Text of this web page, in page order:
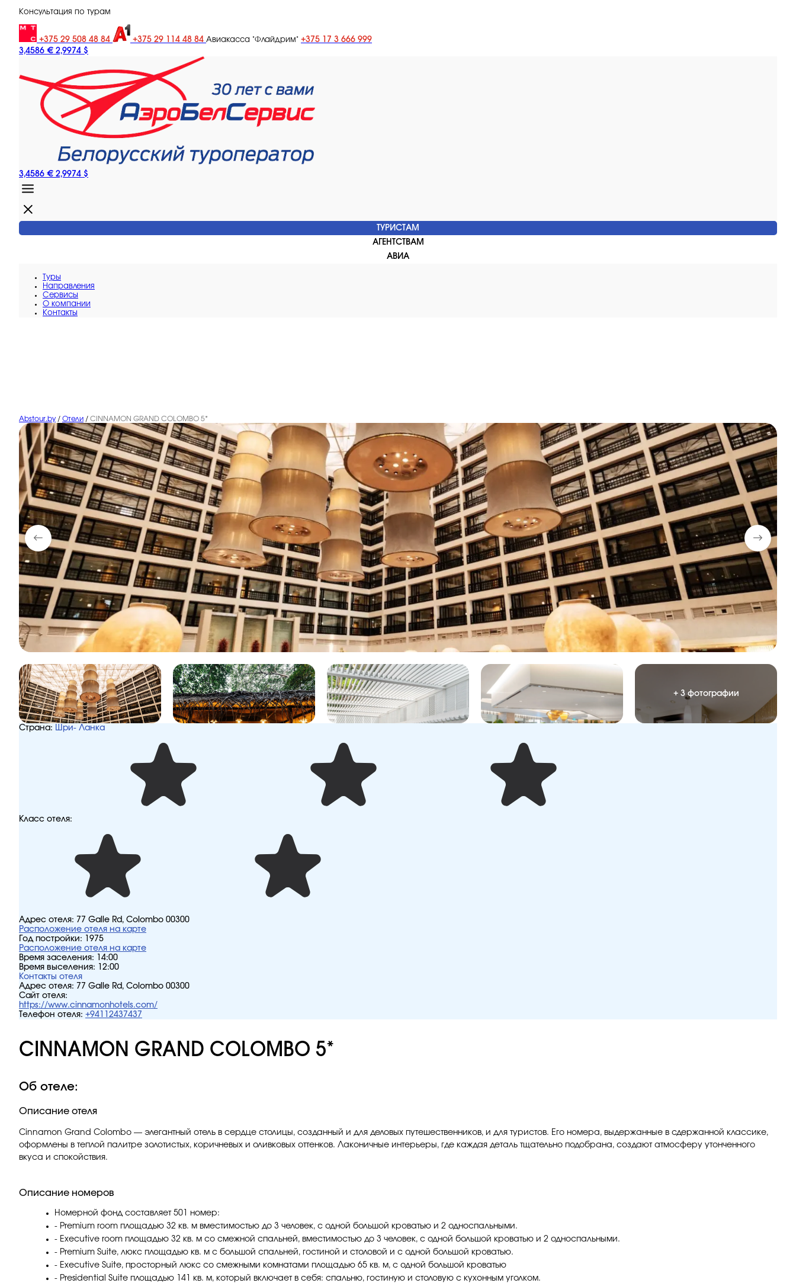
Консультация по турам
+375 29 508 48 84 +375 29 114 48 84 Авиакасса "Флайдрим" +375 17 3 666 999
3,4586 € 2,9974 $
3,4586 € 2,9974 $
ТУРИСТАМ
АГЕНТСТВАМ
АВИА
Туры
Направления
Сервисы
O компании
Контакты
Abstour.by / Отели / CINNAMON GRAND COLOMBO 5*
+ 3 фотографии
Страна: Шри- Ланка
Класс отеля:
Адрес отеля: 77 Galle Rd, Colombo 00300
Расположение отеля на карте
Год постройки:
1975
Расположение отеля на карте
Время заселения:
14:00
Время выселения:
12:00
Контакты отеля
Адрес отеля: 77 Galle Rd, Colombo 00300
Сайт отеля:
https://www.cinnamonhotels.com/
Телефон отеля: +94112437437
CINNAMON GRAND COLOMBO 5*
Об отеле:
Описание отеля
Cinnamon Grand Colombo — элегантный отель в сердце столицы, созданный и для деловых путешественников, и для туристов. Его номера, выдержанные в сдержанной классике,
оформлены в теплой палитре золотистых, коричневых и оливковых оттенков. Лаконичные интерьеры, где каждая деталь тщательно подобрана, создают атмосферу утонченного
вкуса и спокойствия.
Описание номеров
Номерной фонд составляет 501 номер:
- Premium room площадью 32 кв. м вместимостью до 3 человек, с одной большой кроватью и 2 односпальными.
- Executive room площадью 32 кв. м со смежной спальней, вместимостью до 3 человек, с одной большой кроватью и 2 односпальными.
- Premium Suite, люкс площадью кв. м с большой спальней, гостиной и столовой и с одной большой кроватью.
- Executive Suite, просторный люкс со смежными комнатами площадью 65 кв. м, с одной большой кроватью
- Presidential Suite площадью 141 кв. м, который включает в себя: спальню, гостиную и столовую с кухонным уголком.